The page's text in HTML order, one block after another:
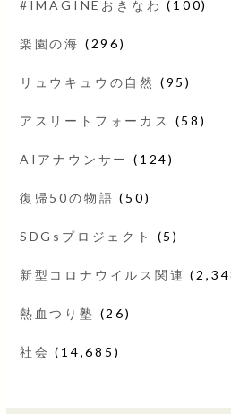
#IMAGINEおきなわ (100)
楽園の海 (296)
リュウキュウの自然 (95)
アスリートフォーカス (58)
AIアナウンサー (124)
復帰50の物語 (50)
SDGsプロジェクト (5)
新型コロナウイルス関連
熱血つり塾 (26)
社会 (14,685)